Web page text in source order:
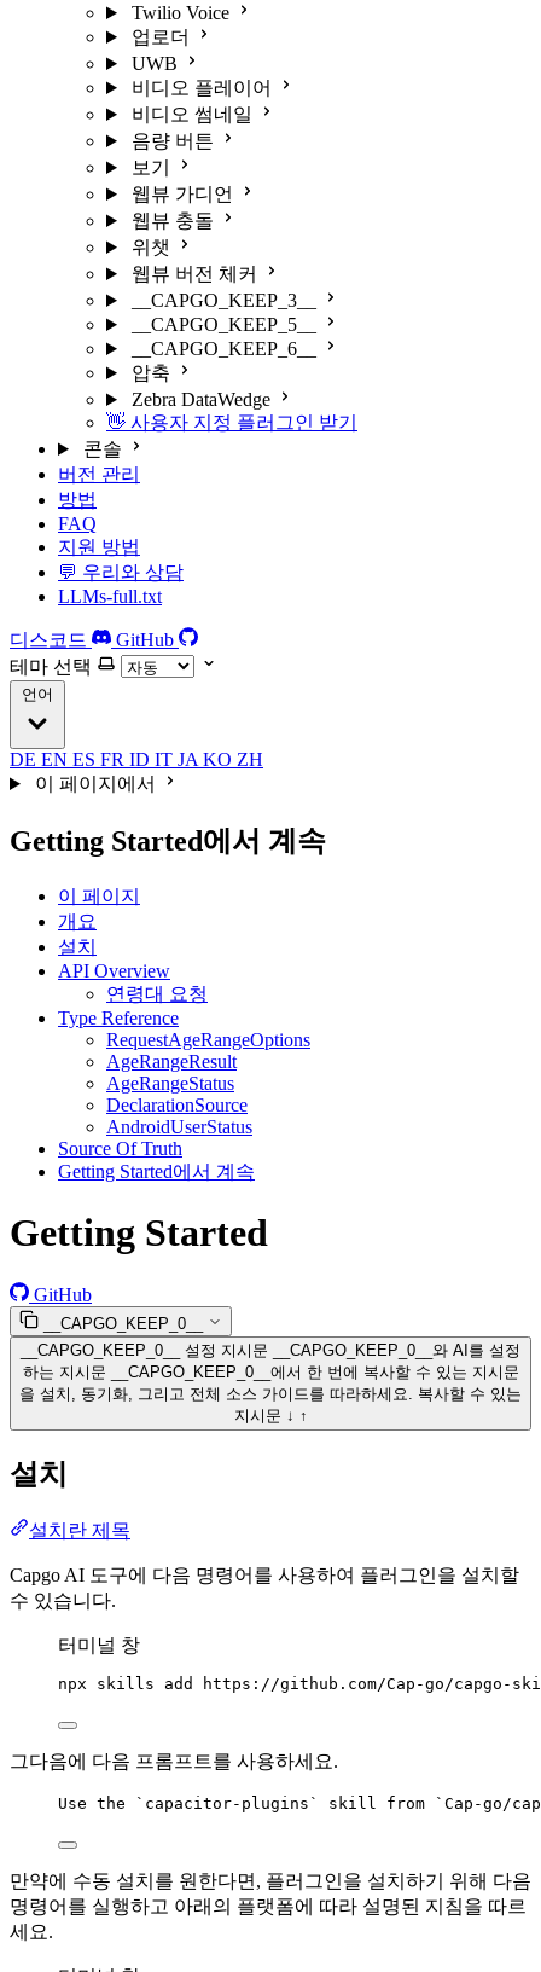
Twilio Voice
업로더
UWB
비디오 플레이어
비디오 썸네일
음량 버튼
보기
웹뷰 가디언
웹뷰 충돌
위챗
웹뷰 버전 체커
__CAPGO_KEEP_3__
__CAPGO_KEEP_5__
__CAPGO_KEEP_6__
압축
Zebra DataWedge
👋 사용자 지정 플러그인 받기
콘솔
버전 관리
방법
FAQ
지원 방법
💬 우리와 상담
LLMs-full.txt
디스코드
GitHub
테마 선택
언어
DE EN ES FR ID IT JA KO ZH
이 페이지에서
Getting Started에서 계속
이 페이지
개요
설치
API Overview
연령대 요청
Type Reference
RequestAgeRangeOptions
AgeRangeResult
AgeRangeStatus
DeclarationSource
AndroidUserStatus
Source Of Truth
Getting Started에서 계속
Getting Started
GitHub
__CAPGO_KEEP_0__
__CAPGO_KEEP_0__ 설정 지시문
__CAPGO_KEEP_0__와 AI를 설정
하는 지시문
__CAPGO_KEEP_0__에서 한 번에 복사할 수 있는 지시문
을 설치, 동기화, 그리고 전체 소스 가이드를 따라하세요.
복사할 수 있는
지시문 ↓ ↑
설치
설치란 제목
Capgo AI 도구에 다음 명령어를 사용하여 플러그인을 설치할
수 있습니다.
터미널 창
npx skills add https://github.com/Cap-go/capgo-
그다음에 다음 프롬프트를 사용하세요.
Use the `capacitor-plugins` skill from `Cap-go/
만약에 수동 설치를 원한다면, 플러그인을 설치하기 위해 다음
명령어를 실행하고 아래의 플랫폼에 따라 설명된 지침을 따르
세요.